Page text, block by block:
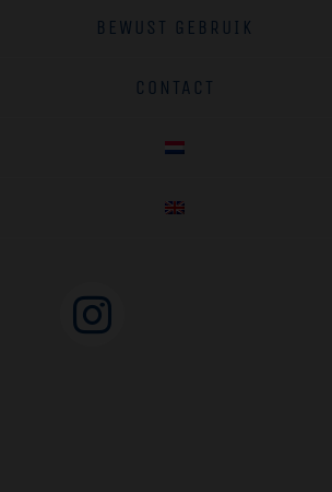
BEWUST GEBRUIK
CONTACT
Instagram